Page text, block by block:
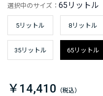
選択中のサイズ： 65リットル
5リットル 8リットル
35リットル 65リットル
￥14,410